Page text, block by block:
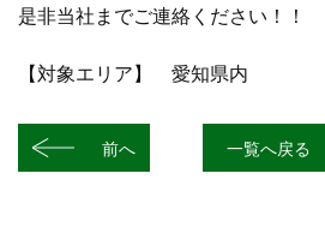
是非当社までご連絡ください！！
【対象エリア】 愛知県内
前へ 一覧へ戻る